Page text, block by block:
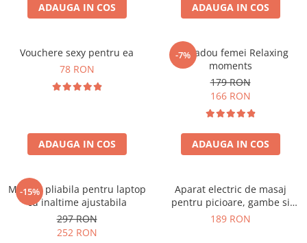
ADAUGA IN COS ADAUGA IN COS
Vouchere sexy pentru ea
78 RON
ADAUGA IN COS
-7%
Set cadou femei Relaxing
moments
179 RON
166 RON
ADAUGA IN COS
-15%
Masuta pliabila pentru laptop
cu inaltime ajustabila
297 RON
252 RON
Aparat electric de masaj
pentru picioare, gambe si
brate
189 RON